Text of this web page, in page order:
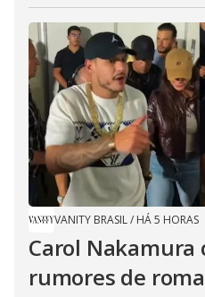
VANITY BRASIL/ HÁ 5 HORAS
Carol Nakamura
rumores de